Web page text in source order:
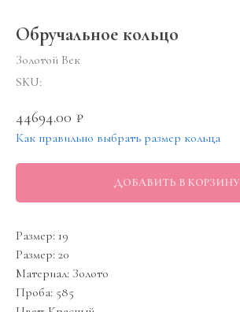
Обручальное кольцо
Золотой Век
SKU:
44694.00 ₽
Как правильно выбрать размер кольца
ДОБАВИТЬ В КОРЗИНУ
Размер: 19
Размер: 20
Материал: Золото
Проба: 585